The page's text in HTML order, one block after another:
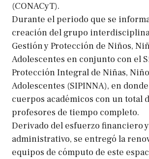
(CONACyT).
Durante el periodo que se
creación del grupo
Gestión y Protección de Niños,
Adolescentes en conjunto con el
Protección Integral de Niñas,
Adolescentes (SIPINNA), en
cuerpos académicos con un total
profesores de tiempo completo.
Derivado del esfuerzo financiero y
administrativo, se entregó la
equipos de cómputo de este